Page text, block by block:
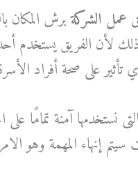
عمل الشركةبرش المكان
لأن الفريق يستخدم
تأثير على صحة أفراد
نستخدمها آمنة تمامًا
إنهاء المهمة وهو